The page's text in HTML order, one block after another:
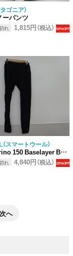
ゴニア）
ーパンツ
れ 1,815円（税込） 50%OFF
スマートウール）
150 Baselayer Bottom
れ 4,840円（税込） 20%OFF
次へ